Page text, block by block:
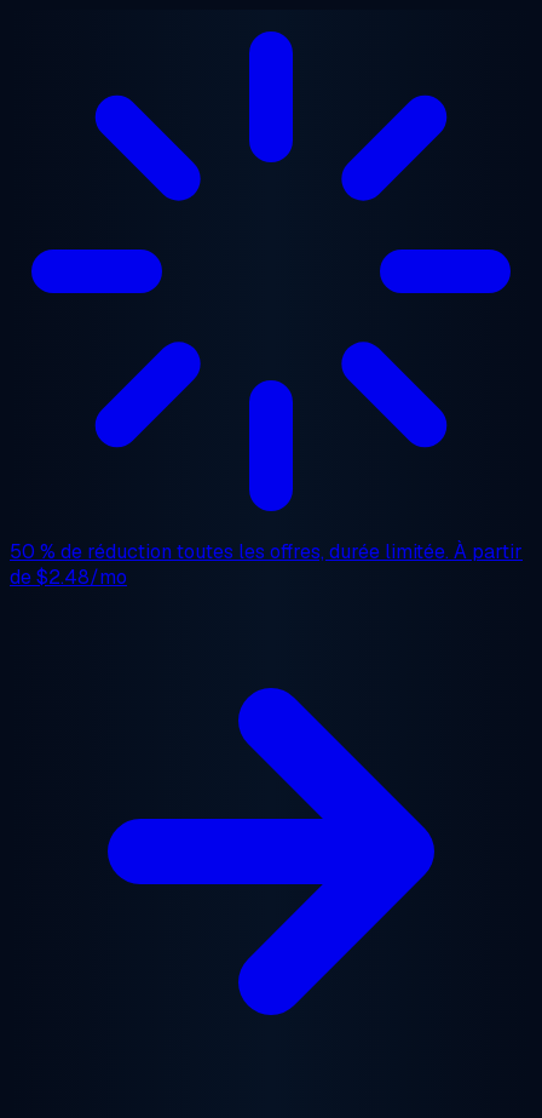
50 % de réduction toutes les offres, durée limitée. À partir
de$2.48/mo